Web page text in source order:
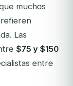
muchos
Las
$75 y $150
entre